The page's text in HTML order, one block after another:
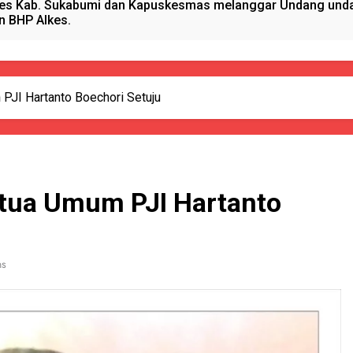
Kab. Sukabumi dan Kapuskesmas melanggar Undang
BHP Alkes.
Timur Menyalurkan Bantuan Beras Bapang (Bantuan
Satgas Yonif 310/KK Peduli Generasi Emas Papua
Hydrogen RAHO Club dan IMI, Dobrak Dunia Kesehatan
Pijat, Polres Sumenep Amankan Warga Pragaan Pelaku
Pejabat Terlibat pengadaan Antropometri Tahun 2023 Di
Kreatif Di Momen MPLS, Satgas Yonif 310/KK Berikan
KE 7, SEKDA ADE SEBUT PENYELENGGARAAN
PJI Hartanto Boechori Setuju
Umum PJI Hartanto